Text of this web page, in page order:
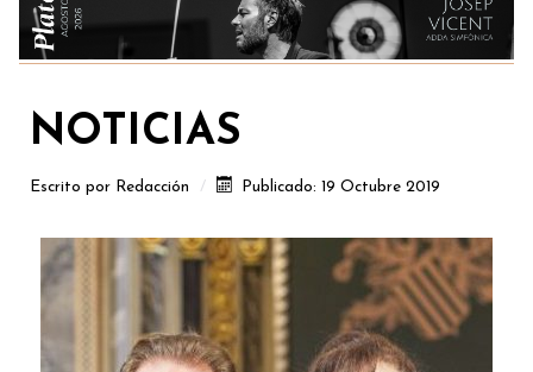
NOTICIAS
Escrito por Redacción Publicado: 19 Octubre 2019